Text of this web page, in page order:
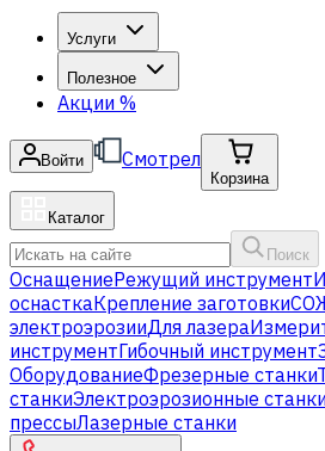
Услуги
Полезное
Акции %
Войти Смотрел
Корзина
Каталог
Поиск
ОснащениеРежущий инструмент
оснасткаКрепление заготовки
электроэрозииДля лазера
инструментГибочный инструмент
ОборудованиеФрезерные станки
станкиЭлектроэрозионные
прессыЛазерные станки